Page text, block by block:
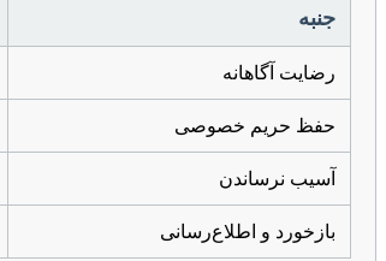
جنبه
رضایت آگاهانه
حفظ حریم خصوصی
آسیب نرساندن
بازخورد و اطلاع‌رسانی